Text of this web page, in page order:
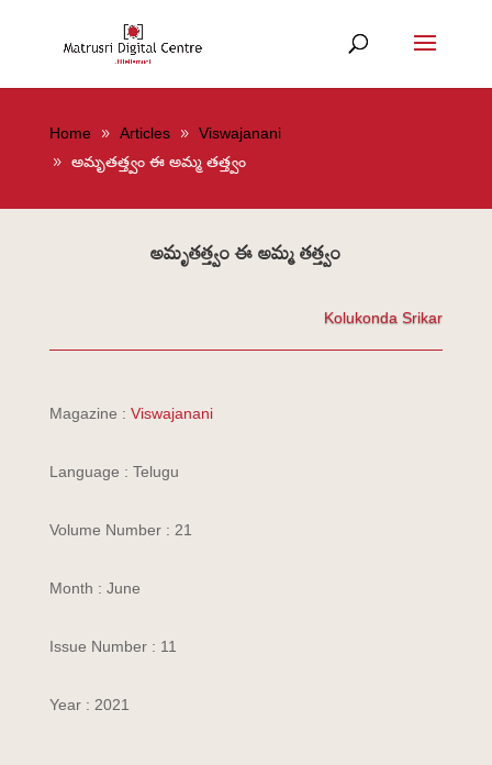
Home Articles
Viswajanani
అమృతత్త్వం ఈ అమ్మ తత్త్వం
అమృతత్త్వం ఈ అమ్మ తత్త్వం
Kolukonda Srikar
Magazine : Viswajanani
Language : Telugu
Volume Number : 21
Month : June
Issue Number : 11
Year : 2021